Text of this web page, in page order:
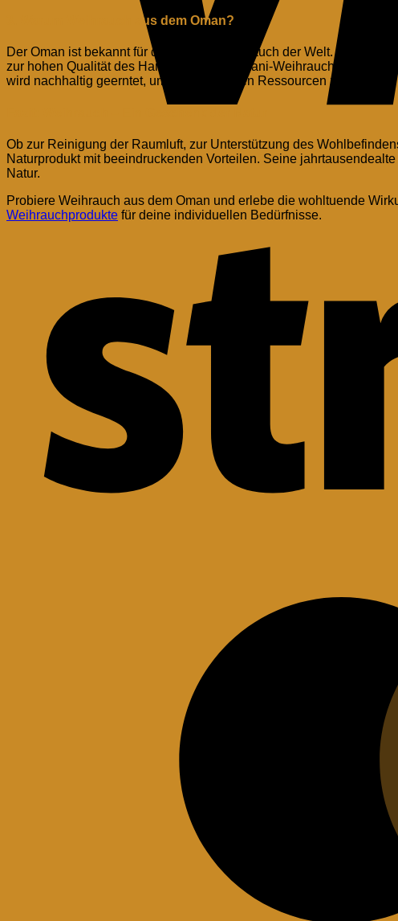
3. Warum Weihrauch aus dem Oman?
Der Oman ist bekannt für den besten Weihrauch der Welt. In der
zur hohen Qualität des Harzes beiträgt. Omani-Weihrauch zeichnet
wird nachhaltig geerntet, um die natürlichen Ressourcen zu
Ob zur Reinigung der Raumluft, zur Unterstützung des
Naturprodukt mit beeindruckenden Vorteilen. Seine
Natur.
Probiere Weihrauch aus dem Oman und erlebe die wohltuende
Weihrauchprodukte für deine individuellen Bedürfnisse.